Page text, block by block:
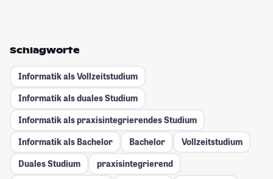
Schlagworte
Informatik als Vollzeitstudium
Informatik als duales Studium
Informatik als praxisintegrierendes Studium
Informatik als Bachelor
Bachelor
Vollzeitstudium
Duales Studium
praxisintegrierend